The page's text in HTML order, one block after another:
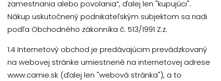
zamestnania alebo povolania“, ďalej len "kupujúci".
Nákup uskutočnený podnikateľským subjektom sa riadi
podľa Obchodného zákonníka č. 513/1991 Z.z.
1.4 Internetový obchod je predávajúcim prevádzkovaný
na webovej stránke umiestnené na internetovej adrese
www.carnie.sk (ďalej len "webová stránka"), a to